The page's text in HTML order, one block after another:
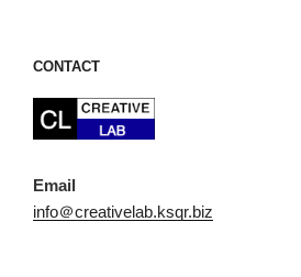
CONTACT
Email
info＠creativelab.ksqr.biz